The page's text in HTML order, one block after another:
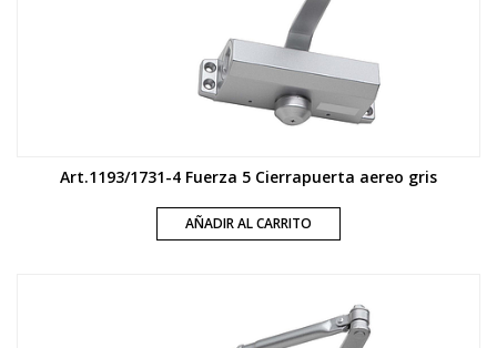
Art.1193/1731-4 Fuerza 5 Cierrapuerta aereo gris
AÑADIR AL CARRITO